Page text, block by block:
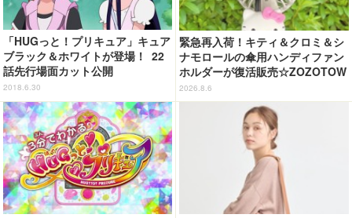
「HUGっと！プリキュア」キュア
ブラック＆ホワイトが登場！ 22
話先行場面カット公開
2018.6.30
緊急再入荷！キティ＆クロミ＆シ
ナモロールの傘用ハンディファン
ホルダーが復活販売☆ZOZOTOW
Nにて
2026.8.6